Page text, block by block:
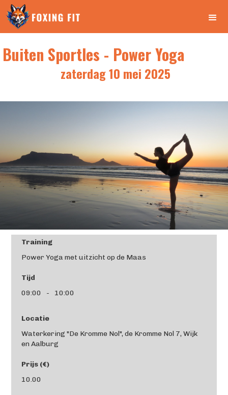
Buiten Sportles - Power Yoga
zaterdag 10 mei 2025
Training
Power Yoga met uitzicht op de Maas
Tijd
09:00
- 10:00
Locatie
Waterkering "De Kromme Nol", de Kromme Nol 7, Wijk
en Aalburg
Prijs (€)
10.00